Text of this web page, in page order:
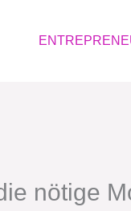
nötige